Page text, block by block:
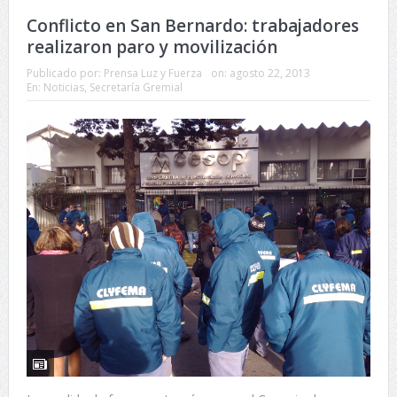
Conflicto en San Bernardo: trabajadores
realizaron paro y movilización
Publicado por: Prensa Luz y Fuerza on: agosto 22, 2013
En: Noticias, Secretaría Gremial